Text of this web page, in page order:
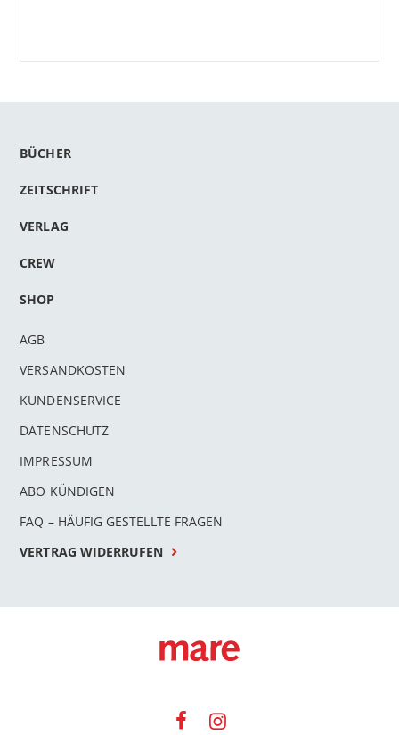
BÜCHER
ZEITSCHRIFT
VERLAG
CREW
SHOP
AGB
VERSANDKOSTEN
KUNDENSERVICE
DATENSCHUTZ
IMPRESSUM
ABO KÜNDIGEN
FAQ – HÄUFIG GESTELLTE FRAGEN
VERTRAG WIDERRUFEN